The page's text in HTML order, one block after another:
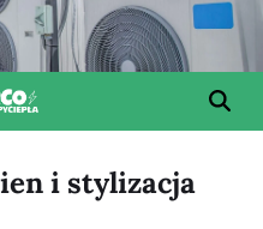
i stylizacja